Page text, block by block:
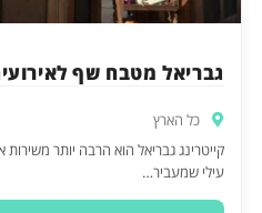
גבריאל מטבח שף
כל הארץ
קייטרינג גבריאל הוא הרבה יותר
עילי שמעביר…